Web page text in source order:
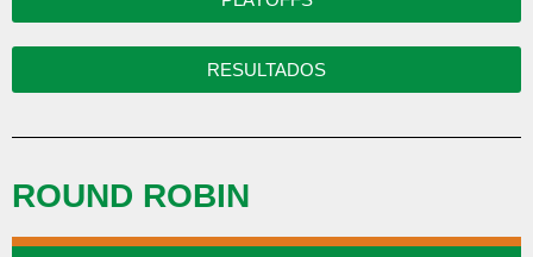
RESULTADOS
ROUND ROBIN